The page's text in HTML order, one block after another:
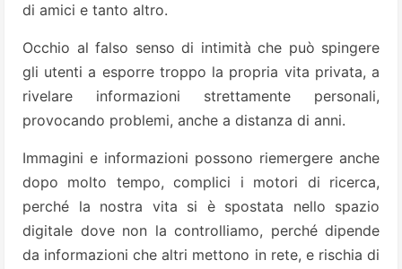
di amici e tanto altro.
Occhio al falso senso di intimità che può spingere
gli utenti a esporre troppo la propria vita privata, a
rivelare informazioni strettamente personali,
provocando problemi, anche a distanza di anni.
Immagini e informazioni possono riemergere anche
dopo molto tempo, complici i motori di ricerca,
perché la nostra vita si è spostata nello spazio
digitale dove non la controlliamo, perché dipende
da informazioni che altri mettono in rete, e rischia di